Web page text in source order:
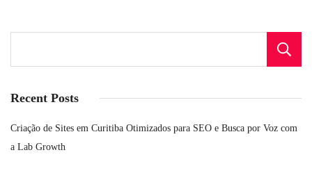
Recent Posts
Criação de Sites em Curitiba Otimizados para SEO e Busca por Voz com
a Lab Growth